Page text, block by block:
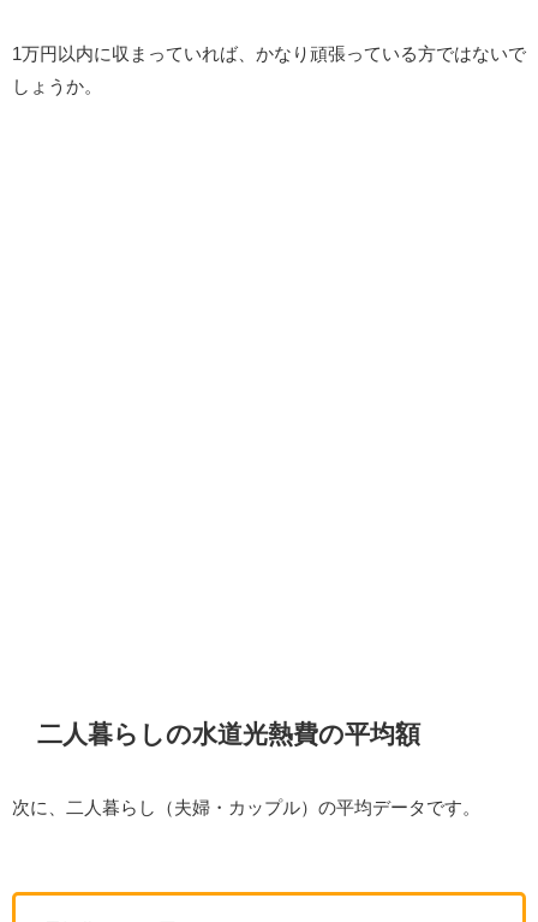
1万円以内に収まっていれば、かなり頑張っている方ではないで
しょうか。
二人暮らしの水道光熱費の平均額
次に、二人暮らし（夫婦・カップル）の平均データです。